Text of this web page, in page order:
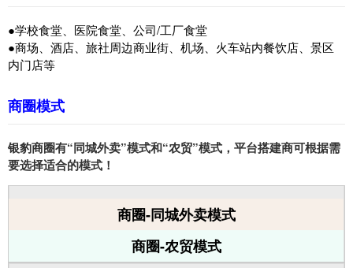
●学校食堂、医院食堂、 公司/工厂食堂
●商场、酒店、旅社周边商业街、机场、火车站内餐饮店、 景区
内门店等
商圈模式
银豹商圈有“同城外卖”模式和“农贸”模式，平台搭建商可根据需
要选择适合的模式！
商圈-同城外卖模式
商圈-农贸模式